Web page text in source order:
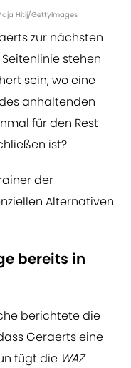
Hitij/GettyImages
zur nächsten
stehen
sein, wo eine
anhaltenden
für den Rest
ist?
der
Alternativen
bereits in
berichtete die
Geraerts eine
fügt die WAZ